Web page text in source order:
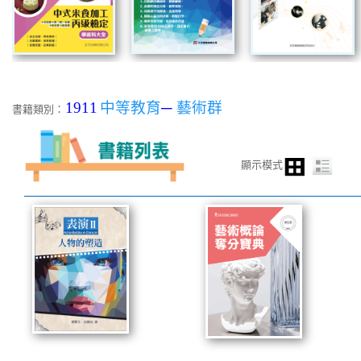
書籍類別： 1911 中等教育─ 藝術群
顯示模式